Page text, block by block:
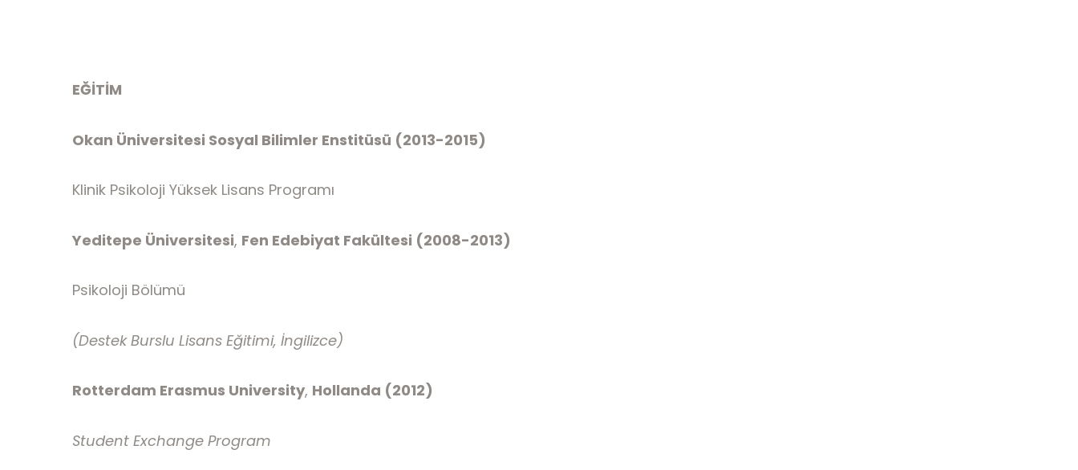
EĞİTİM
Okan Üniversitesi Sosyal Bilimler Enstitüsü (2013-2015)
Klinik Psikoloji Yüksek Lisans Programı
Yeditepe Üniversitesi, Fen Edebiyat Fakültesi (2008-2013)
Psikoloji Bölümü
(Destek Burslu Lisans Eğitimi, İngilizce)
Rotterdam Erasmus University, Hollanda (2012)
Student Exchange Program